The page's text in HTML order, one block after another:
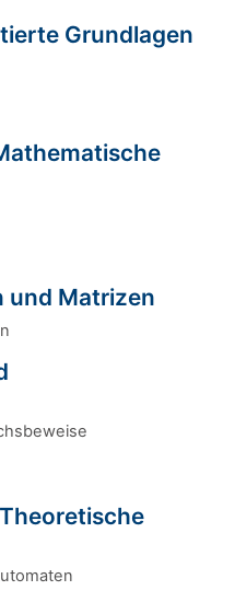
Grundlagen
und Matrizen